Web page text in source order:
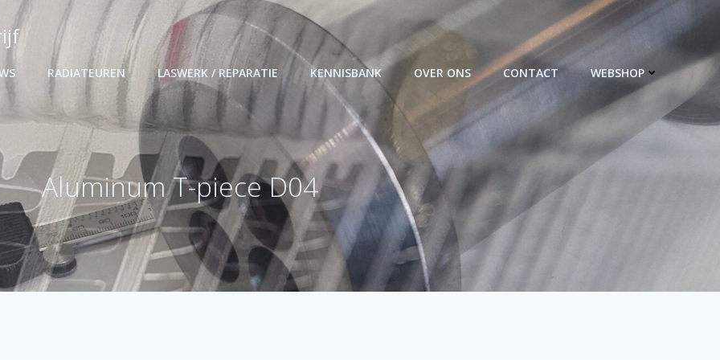
RADIATEUREN LASWERK / REPARATIE KENNISBANK OVER ONS CONTACT WEBSHOP
Aluminum T-piece D04